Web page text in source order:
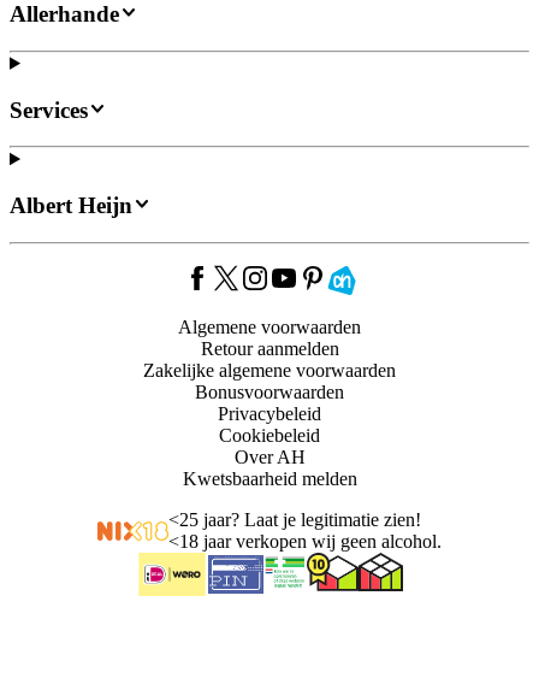
Allerhande
Services
Albert Heijn
Algemene voorwaarden
Retour aanmelden
Zakelijke algemene voorwaarden
Bonusvoorwaarden
Privacybeleid
Cookiebeleid
Over AH
Kwetsbaarheid melden
<25 jaar? Laat je legitimatie zien!
<18 jaar verkopen wij geen alcohol.